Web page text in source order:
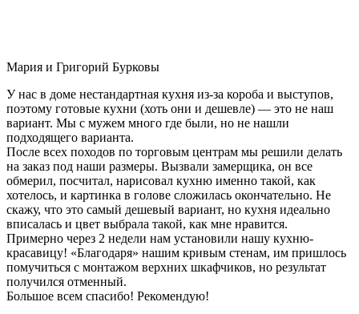
Мария и Григорий Бурковы
У нас в доме нестандартная кухня из-за короба и выступов,
поэтому готовые кухни (хоть они и дешевле) — это не наш
вариант. Мы с мужем много где были, но не нашли
подходящего варианта.
После всех походов по торговым центрам мы решили делать
на заказ под наши размеры. Вызвали замерщика, он все
обмерил, посчитал, нарисовал кухню именно такой, как
хотелось, и картинка в голове сложилась окончательно. Не
скажу, что это самый дешевый вариант, но кухня идеально
вписалась и цвет выбрала такой, как мне нравится.
Примерно через 2 недели нам установили нашу кухню-
красавицу! «Благодаря» нашим кривым стенам, им пришлось
помучиться с монтажом верхних шкафчиков, но результат
получился отменный.
Большое всем спасибо! Рекомендую!